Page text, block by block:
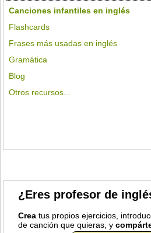
Canciones infantiles en inglés
Flashcards
Frases más usadas en inglés
Gramática
Blog
Otros recursos...
¿Eres profesor de
Crea tus propios ejercicios,
de canción que quieras, y